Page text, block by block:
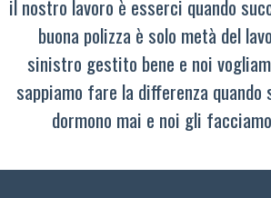
il nostro lavoro è esserci quando
buona polizza è solo metà del
sinistro gestito bene e noi
sappiamo fare la differenza quando
dormono mai e noi gli